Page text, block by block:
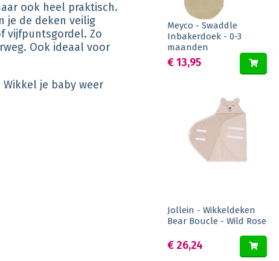
ook heel praktisch.
je de deken veilig
vijfpuntsgordel. Zo
Ook ideaal voor
je baby weer
Meyco - Swaddle
Inbakerdoek - 0-3
maanden
€ 13,95
Jollein - Wikkeldeken
Bear Boucle - Wild Rose
€ 26,24